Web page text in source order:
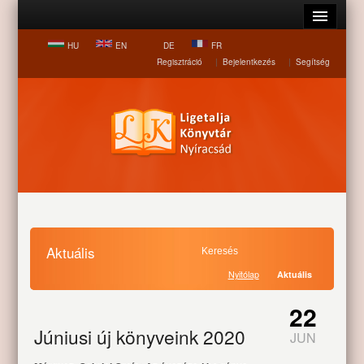
HU EN DE
FR
Regisztráció
| Bejelentkezés | Segítség
Aktuális
Nyitólap Aktuális
Júniusi új könyveink 2020
22
JUN